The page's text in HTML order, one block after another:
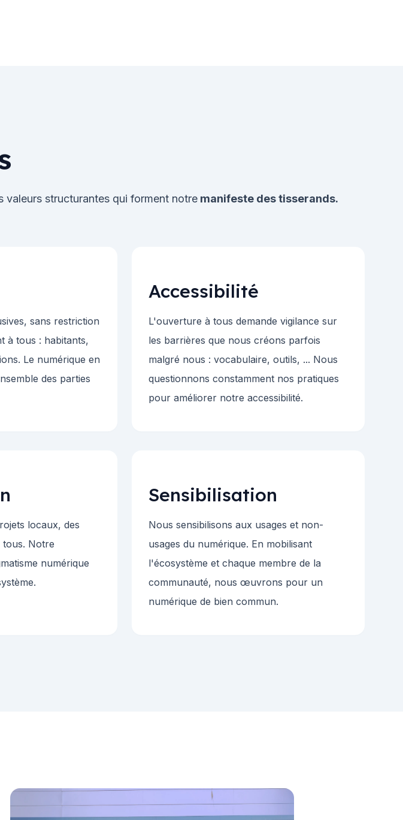
valeurs structurantes qui forment notre manifeste des tisserands.
sans restriction
à tous : habitants,
Le numérique en
des parties
Accessibilité
L'ouverture à tous demande vigilance sur
les barrières que nous créons parfois
malgré nous : vocabulaire, outils, ... Nous
questionnons constamment nos pratiques
pour améliorer notre accessibilité.
locaux, des
tous. Notre
numérique
Sensibilisation
Nous sensibilisons aux usages et non-
usages du numérique. En mobilisant
l'écosystème et chaque membre de la
communauté, nous œuvrons pour un
numérique de bien commun.